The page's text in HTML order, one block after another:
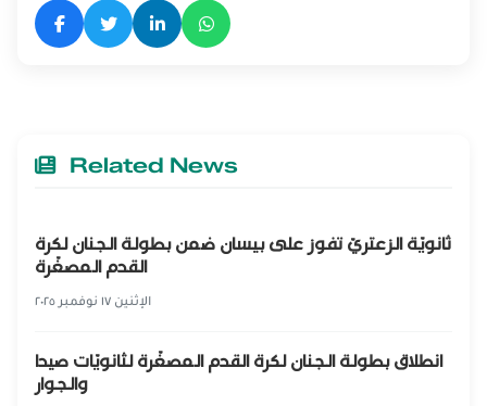
Related News
ثانويّة الزعتريّ تفوز على بيسان ضمن بطولة الجنان لكرة
القدم المصغّرة
الإثنين ١٧ نوفمبر ٢٠٢٥
انطلاق بطولة الجنان لكرة القدم المصغّرة لثانويّات صيدا
والجوار